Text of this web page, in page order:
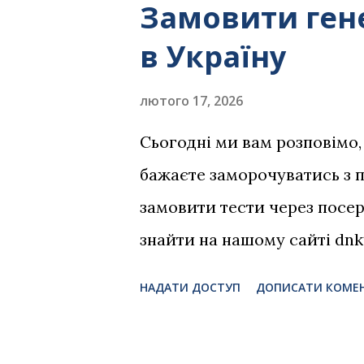
допоможуть вам
предки. 2. 🗺 Знайдіть
церковних записів. Для її
Замовити
в Україну
лютого 17, 2026
Сьогодні ми вам
бажаєте заморочуватись
замовити тести через
знайти на нашому сайті
НАДАТИ ДОСТУП ДОПИСАТИ